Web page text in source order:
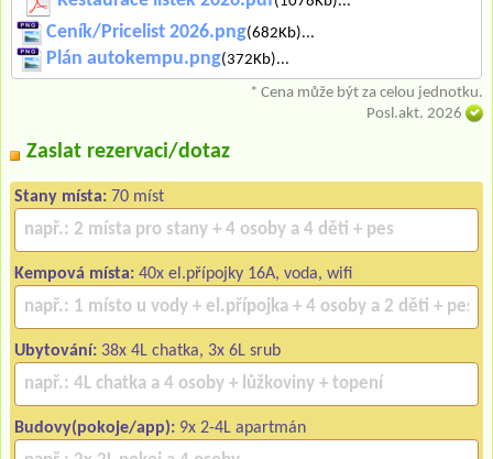
Ceník/Pricelist 2026.png(682Kb)...
Plán autokempu.png(372Kb)...
* Cena může být za celou jednotku.
Posl.akt. 2026
Zaslat rezervaci/dotaz
Stany místa: 70 míst
Kempová místa: 40x el.přípojky 16A, voda, wifi
Ubytování: 38x 4L chatka, 3x 6L srub
Budovy(pokoje/app): 9x 2-4L apartmán